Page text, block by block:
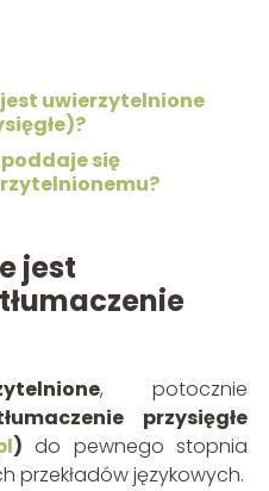
uwierzytelnione
się
jest
, potocznie
przysięgłe
) do pewnego stopnia
przekładów językowych.